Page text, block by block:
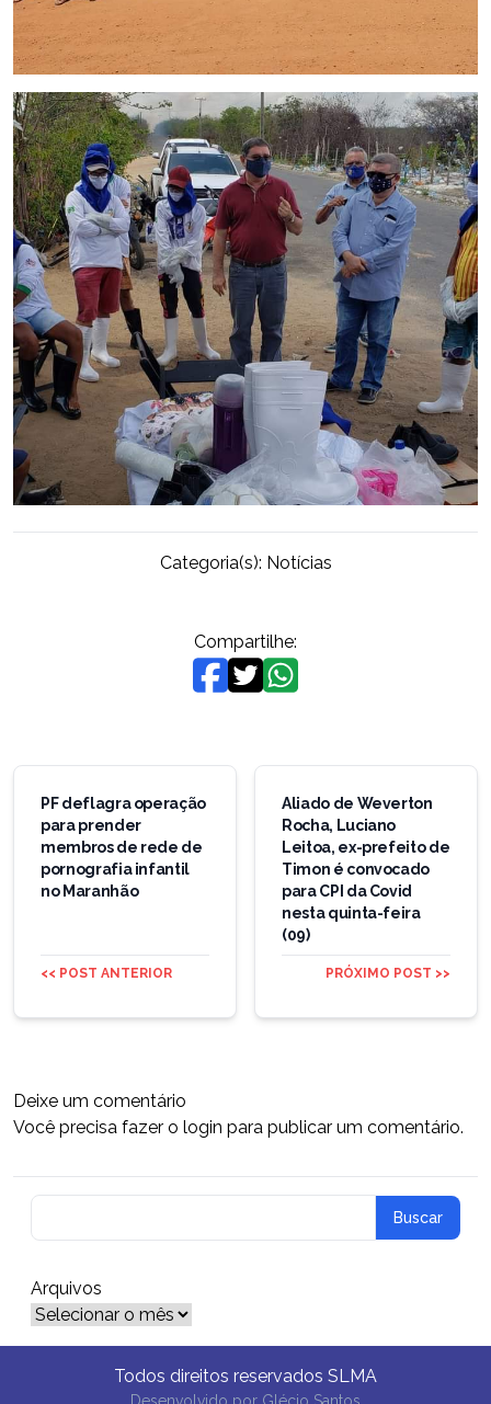
Categoria(s): Notícias
Compartilhe:
Navegação
Post
PF deflagra operação
para prender
membros de rede de
pornografia infantil
no Maranhão
<< POST ANTERIOR
Aliado de Weverton
Rocha, Luciano
Leitoa, ex-prefeito de
Timon é convocado
para CPI da Covid
nesta quinta-feira
(09)
PRÓXIMO POST >>
Deixe um comentário
Você precisa fazer o login para publicar um comentário.
Arquivos
Arquivos
Todos direitos reservados SLMA